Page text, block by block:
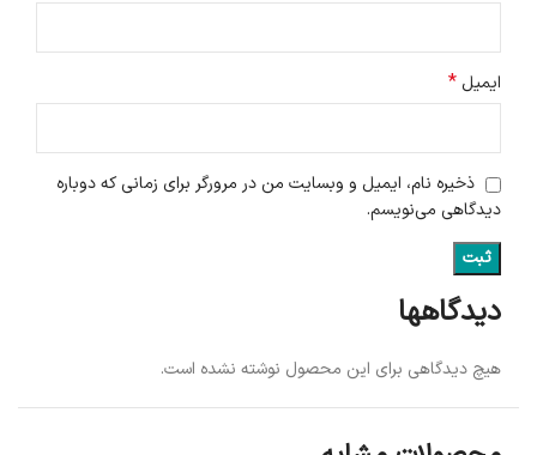
دیدگاهها
هیچ دیدگاهی برای این محصول نوشته نشده است.
ایمیل*
ذخیره نام، ایمیل و وبسایت من در مرورگر برای زمانی که دوباره
دیدگاهی می‌نویسم.